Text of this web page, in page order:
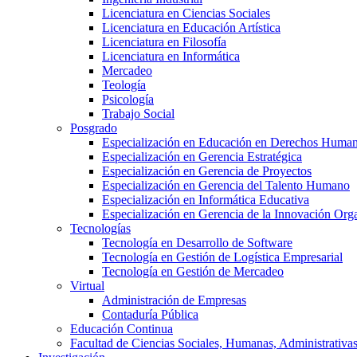
Licenciatura en Ciencias Sociales
Licenciatura en Educación Artística
Licenciatura en Filosofía
Licenciatura en Informática
Mercadeo
Teología
Psicología
Trabajo Social
Posgrado
Especialización en Educación en Derechos
Especialización en Gerencia Estratégica
Especialización en Gerencia de Proyectos
Especialización en Gerencia del Talento Humano
Especialización en Informática Educativa
Especialización en Gerencia de la Innovación
Tecnologías
Tecnología en Desarrollo de Software
Tecnología en Gestión de Logística Empresarial
Tecnología en Gestión de Mercadeo
Virtual
Administración de Empresas
Contaduría Pública
Educación Continua
Facultad de Ciencias Sociales, Humanas,